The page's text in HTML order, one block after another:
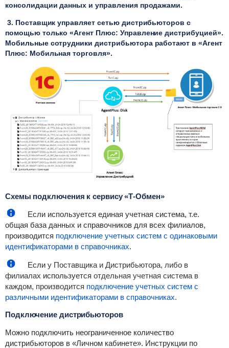
консолидации данных и управления продажами.
3. Поставщик управляет сетью дистрибьюторов с
помощью только«Агент Плюс: Управление дистрибуцией».
Мобильные сотрудники дистрибьютора работают в«Агент
Плюс: Мобильная торговля».
Схемы подключения к сервису«Т-Обмен»
Если используется единая учетная система, т.е.
общая база данных и справочников для всех филиалов,
производится подключение учетных систем с одинаковыми
идентификаторами в справочниках.
Если у Поставщика и Дистрибьютора, либо в
филиалах используется отдельная учетная система в
каждом, производится подключение учетных систем с
различными идентификаторами в справочниках.
Подключение дистрибьюторов
Можно подключить неограниченное количество
дистрибьюторов в «Личном кабинете». Инструкции по